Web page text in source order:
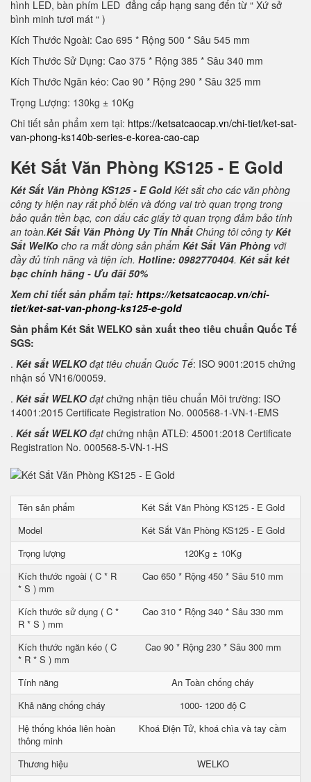
hình LED, bàn phím LED đẳng cấp hạng sang đến từ “ Xứ sở
bình minh tươi mát “ )
Kích Thước Ngoài: Cao 695 * Rộng 500 * Sâu 545 mm
Kích Thước Sử Dụng: Cao 375 * Rộng 385 * Sâu 340 mm
Kích Thước Ngăn kéo: Cao 90 * Rộng 290 * Sâu 325 mm
Trọng Lượng: 130kg ± 10Kg
Chi tiết sản phẩm xem tại: https://ketsatcaocap.vn/chi-tiet/ket-sat-
van-phong-ks140b-series-e-korea-cao-cap
Két Sắt Văn Phòng KS125 - E Gold
Két Sắt Văn Phòng KS125 - E GoldKét sắt cho các văn phòng
công ty hiện nay rất phổ biến và đóng vai trò quan trọng trong
bảo quản tiền bạc, con dấu các giấy tờ quan trọng đảm bảo tính
an toàn.Két Sắt Văn Phòng Uy Tín Nhất Chúng tôi công tyKét
Sắt WelKo cho ra mắt dòng sản phẩm Két Sắt Văn Phòng với
đầy đủ tính năng và tiện ích. Hotline: 0982770404. Két sắt két
bạc chính hãng - Ưu đãi 50%
Xem chi tiết sản phẩm tại: https://ketsatcaocap.vn/chi-
tiet/ket-sat-van-phong-ks125-e-gold
Sản phẩm Két Sắt WELKO sản xuất theo tiêu chuẩn Quốc Tế
SGS:
. Két sắt WELKO đạt tiêu chuẩn Quốc Tế: ISO 9001:2015 chứng
nhận số VN16/00059.
. Két sắt WELKO đạt chứng nhận tiêu chuẩn Môi trường: ISO
14001:2015 Certificate Registration No. 000568-1-VN-1-EMS
. Két sắt WELKO đạtchứng nhận ATLĐ: 45001:2018 Certificate
Registration No. 000568-5-VN-1-HS
Tên sản phẩm
Két Sắt Văn Phòng KS125 - E Gold
Model
Két Sắt Văn Phòng KS125 - E Gold
Trọng lượng
120Kg ± 10Kg
Kích thước ngoài ( C * R
* S ) mm
Cao 650 * Rộng 450 * Sâu 510 mm
Kích thước sử dụng ( C *
R * S ) mm
Cao 310 * Rộng 340 * Sâu 330 mm
Kích thước ngăn kéo ( C
* R * S ) mm
Cao 90 * Rộng 230 * Sâu 300 mm
Tính năng
An Toàn chống cháy
Khả năng chống cháy
1000- 1200 độ C
Hệ thống khóa liên hoàn
thông minh
Khoá Điện Tử, khoá chìa và tay cầm
Thương hiệu
WELKO